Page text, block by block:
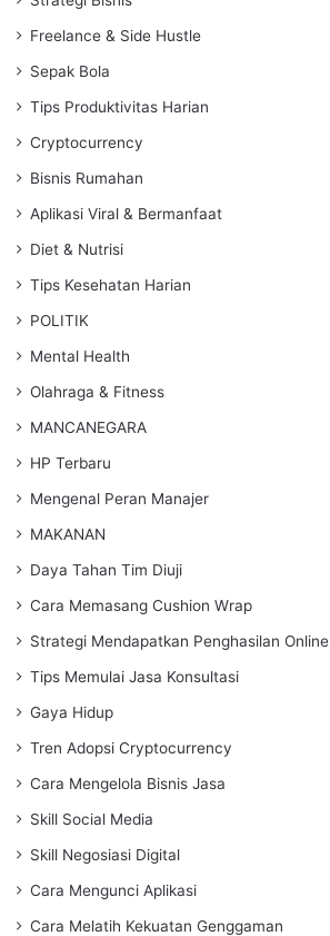
Freelance & Side Hustle
Sepak Bola
Tips Produktivitas Harian
Cryptocurrency
Bisnis Rumahan
Aplikasi Viral & Bermanfaat
Diet & Nutrisi
Tips Kesehatan Harian
POLITIK
Mental Health
Olahraga & Fitness
MANCANEGARA
HP Terbaru
Mengenal Peran Manajer
MAKANAN
Daya Tahan Tim Diuji
Cara Memasang Cushion Wrap
Strategi Mendapatkan Penghasilan Online
Tips Memulai Jasa Konsultasi
Gaya Hidup
Tren Adopsi Cryptocurrency
Cara Mengelola Bisnis Jasa
Skill Social Media
Skill Negosiasi Digital
Cara Mengunci Aplikasi
Cara Melatih Kekuatan Genggaman